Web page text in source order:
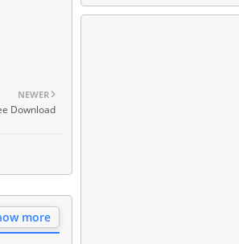
NEWER
Download
more